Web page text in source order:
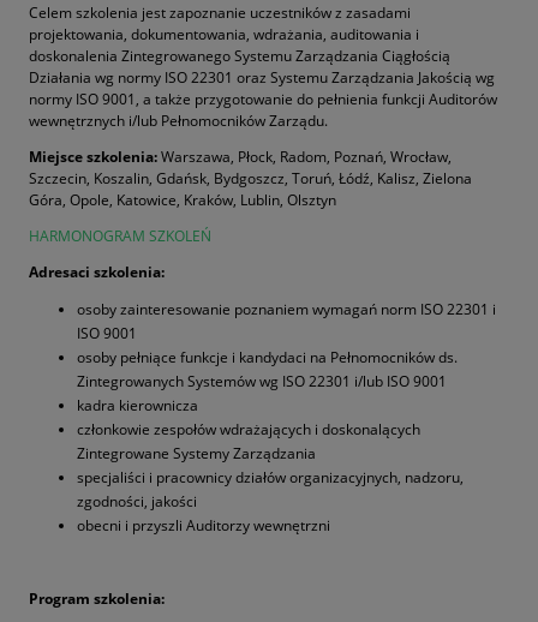
Celem szkolenia jest zapoznanie uczestników z zasadami
projektowania, dokumentowania, wdrażania, auditowania i
doskonalenia Zintegrowanego Systemu Zarządzania Ciągłością
Działania wg normy ISO 22301 oraz Systemu Zarządzania Jakością wg
normy ISO 9001, a także przygotowanie do pełnienia funkcji Auditorów
wewnętrznych i/lub Pełnomocników Zarządu.
Miejsce szkolenia:Warszawa, Płock, Radom, Poznań, Wrocław,
Szczecin, Koszalin, Gdańsk, Bydgoszcz, Toruń, Łódź, Kalisz, Zielona
Góra, Opole, Katowice, Kraków, Lublin, Olsztyn
HARMONOGRAM SZKOLEŃ
Adresaci szkolenia:
osoby zainteresowanie poznaniem wymagań norm ISO 22301 i
ISO 9001
osoby pełniące funkcje i kandydaci na Pełnomocników ds.
Zintegrowanych Systemów wg ISO 22301 i/lub ISO 9001
kadra kierownicza
członkowie zespołów wdrażających i doskonalących
Zintegrowane Systemy Zarządzania
specjaliści i pracownicy działów organizacyjnych, nadzoru,
zgodności, jakości
obecni i przyszli Auditorzy wewnętrzni
Program szkolenia: